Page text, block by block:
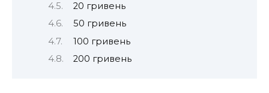
20 гривень
50 гривень
100 гривень
200 гривень